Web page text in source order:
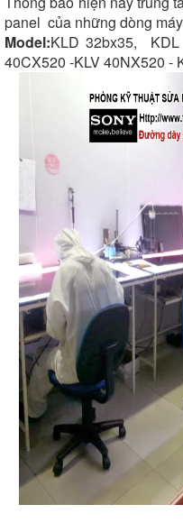
panel của những dòng
Model:KLD 32bx35,
40CX520 -KLV 40NX520 -